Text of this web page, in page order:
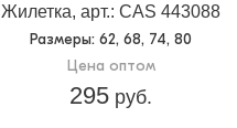
Жилетка, арт.: CAS 443088
Размеры: 62, 68, 74, 80
Цена оптом
295 руб.